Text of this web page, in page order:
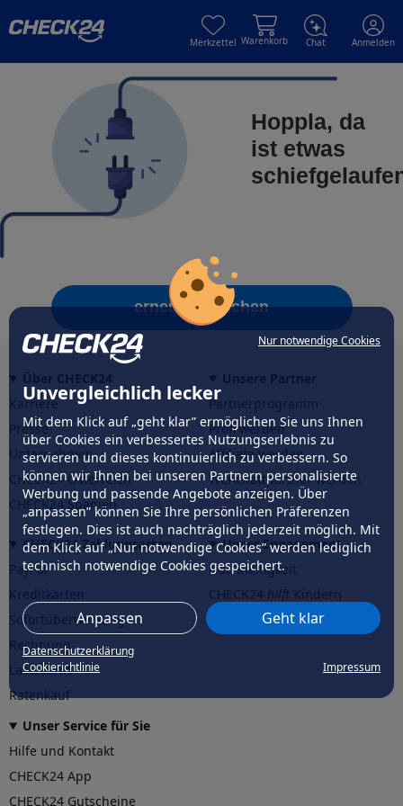
Nur notwendige Cookies
Unvergleichlich lecker
Mit dem Klick auf „geht klar” ermöglichen Sie uns Ihnen
über Cookies ein verbessertes Nutzungserlebnis zu
servieren und dieses kontinuierlich zu verbessern. So
können wir Ihnen bei unseren Partnern personalisierte
Werbung und passende Angebote anzeigen. Über
„anpassen” können Sie Ihre persönlichen Präferenzen
festlegen. Dies ist auch nachträglich jederzeit möglich. Mit
dem Klick auf „Nur notwendige Cookies” werden lediglich
technisch notwendige Cookies gespeichert.
Anpassen Geht klar
Datenschutzerklärung
Cookierichtlinie
Impressum
Merkzettel Warenkorb Chat Anmelden
Hoppla, da
ist etwas
erneut versuchen
Karriere
Presse
Unternehmen
CHECK24 Österreich
CHECK24 Spanien
Partnerprogramm
Profi werden
Affiliate werden
Werkstattpartner werden
CHECK24 Zahlungsarten
PayPal
Sofortüberweisung
Rechnung
Lastschrift
Ratenkauf
Unser Engagement
Nachhaltigkeit
CHECK24hilftder Natur
Unser Service für Sie
Hilfe und Kontakt
CHECK24 App
CHECK24 Gutscheine